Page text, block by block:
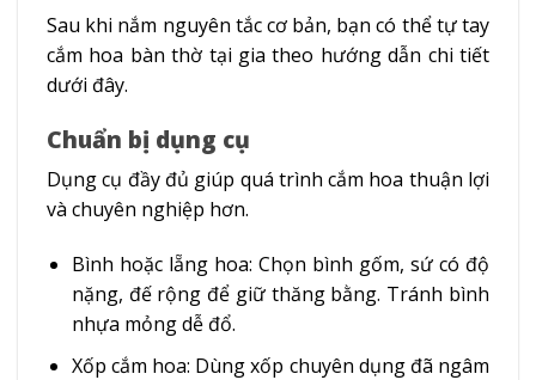
Sau khi nắm nguyên tắc cơ bản, bạn có thể tự tay
cắm hoa bàn thờ tại gia theo hướng dẫn chi tiết
dưới đây.
Chuẩn bị dụng cụ
Dụng cụ đầy đủ giúp quá trình cắm hoa thuận lợi
và chuyên nghiệp hơn.
Bình hoặc lẵng hoa: Chọn bình gốm, sứ có độ
nặng, đế rộng để giữ thăng bằng. Tránh bình
nhựa mỏng dễ đổ.
Xốp cắm hoa: Dùng xốp chuyên dụng đã ngâm